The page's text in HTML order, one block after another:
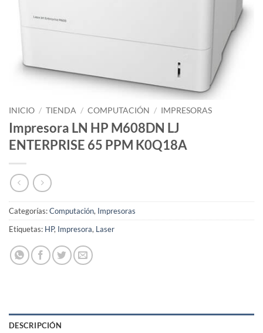
INICIO / TIENDA / COMPUTACIÓN / IMPRESORAS
Impresora LN HP M608DN LJ
ENTERPRISE 65 PPM K0Q18A
Categorías:Computación, Impresoras
Etiquetas: HP, Impresora, Laser
DESCRIPCIÓN